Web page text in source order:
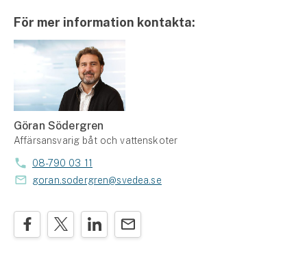
För mer information kontakta:
Göran Södergren
Affärsansvarig båt och vattenskoter
08-790 03 11
goran.sodergren@svedea.se